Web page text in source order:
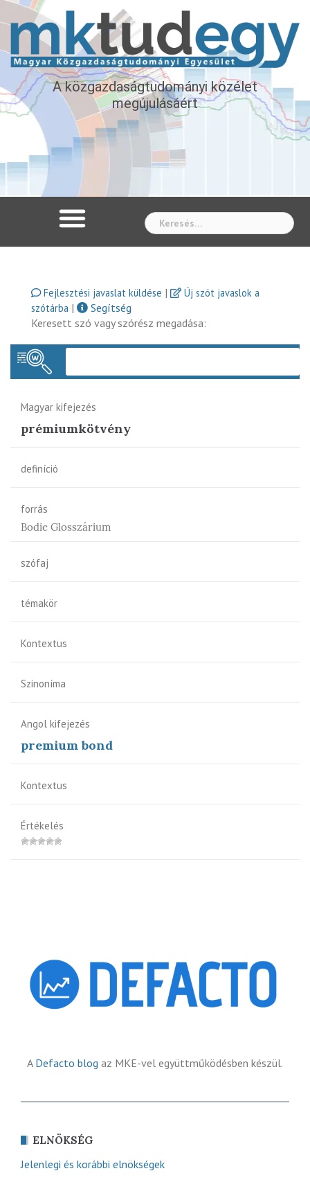
A közgazdaságtudományi közélet
megújulásáért
Fejlesztési javaslat küldése |
Új szót javaslok a
szótárba |
Segítség
Keresett szó vagy szórész megadása:
Magyar kifejezés
prémiumkötvény
definíció
forrás
Bodie Glosszárium
szófaj
témakör
Kontextus
Szinoníma
Angol kifejezés
premium bond
Kontextus
Értékelés
A Defacto blog az MKE-vel együttműködésben készül.
ELNÖKSÉG
Jelenlegi és korábbi elnökségek